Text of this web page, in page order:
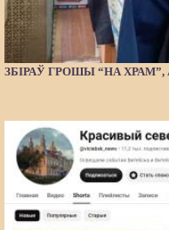
ЗБІРАЎ ГРОШЫ “НА